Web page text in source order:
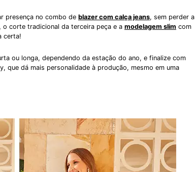
presença no combo de blazer com calça jeans, sem perder a
o corte tradicional da terceira peça e a modelagem slim com
certa!
ou longa, dependendo da estação do ano, e finalize com
que dá mais personalidade à produção, mesmo em uma